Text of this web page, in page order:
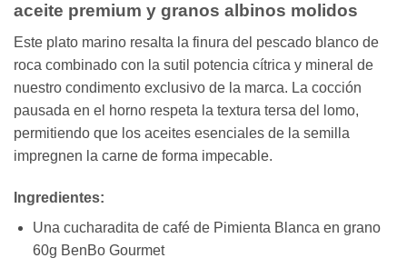
aceite premium y granos albinos molidos
Este plato marino resalta la finura del pescado blanco de
roca combinado con la sutil potencia cítrica y mineral de
nuestro condimento exclusivo de la marca. La cocción
pausada en el horno respeta la textura tersa del lomo,
permitiendo que los aceites esenciales de la semilla
impregnen la carne de forma impecable.
Ingredientes:
Una cucharadita de café de Pimienta Blanca en grano
60g BenBo Gourmet